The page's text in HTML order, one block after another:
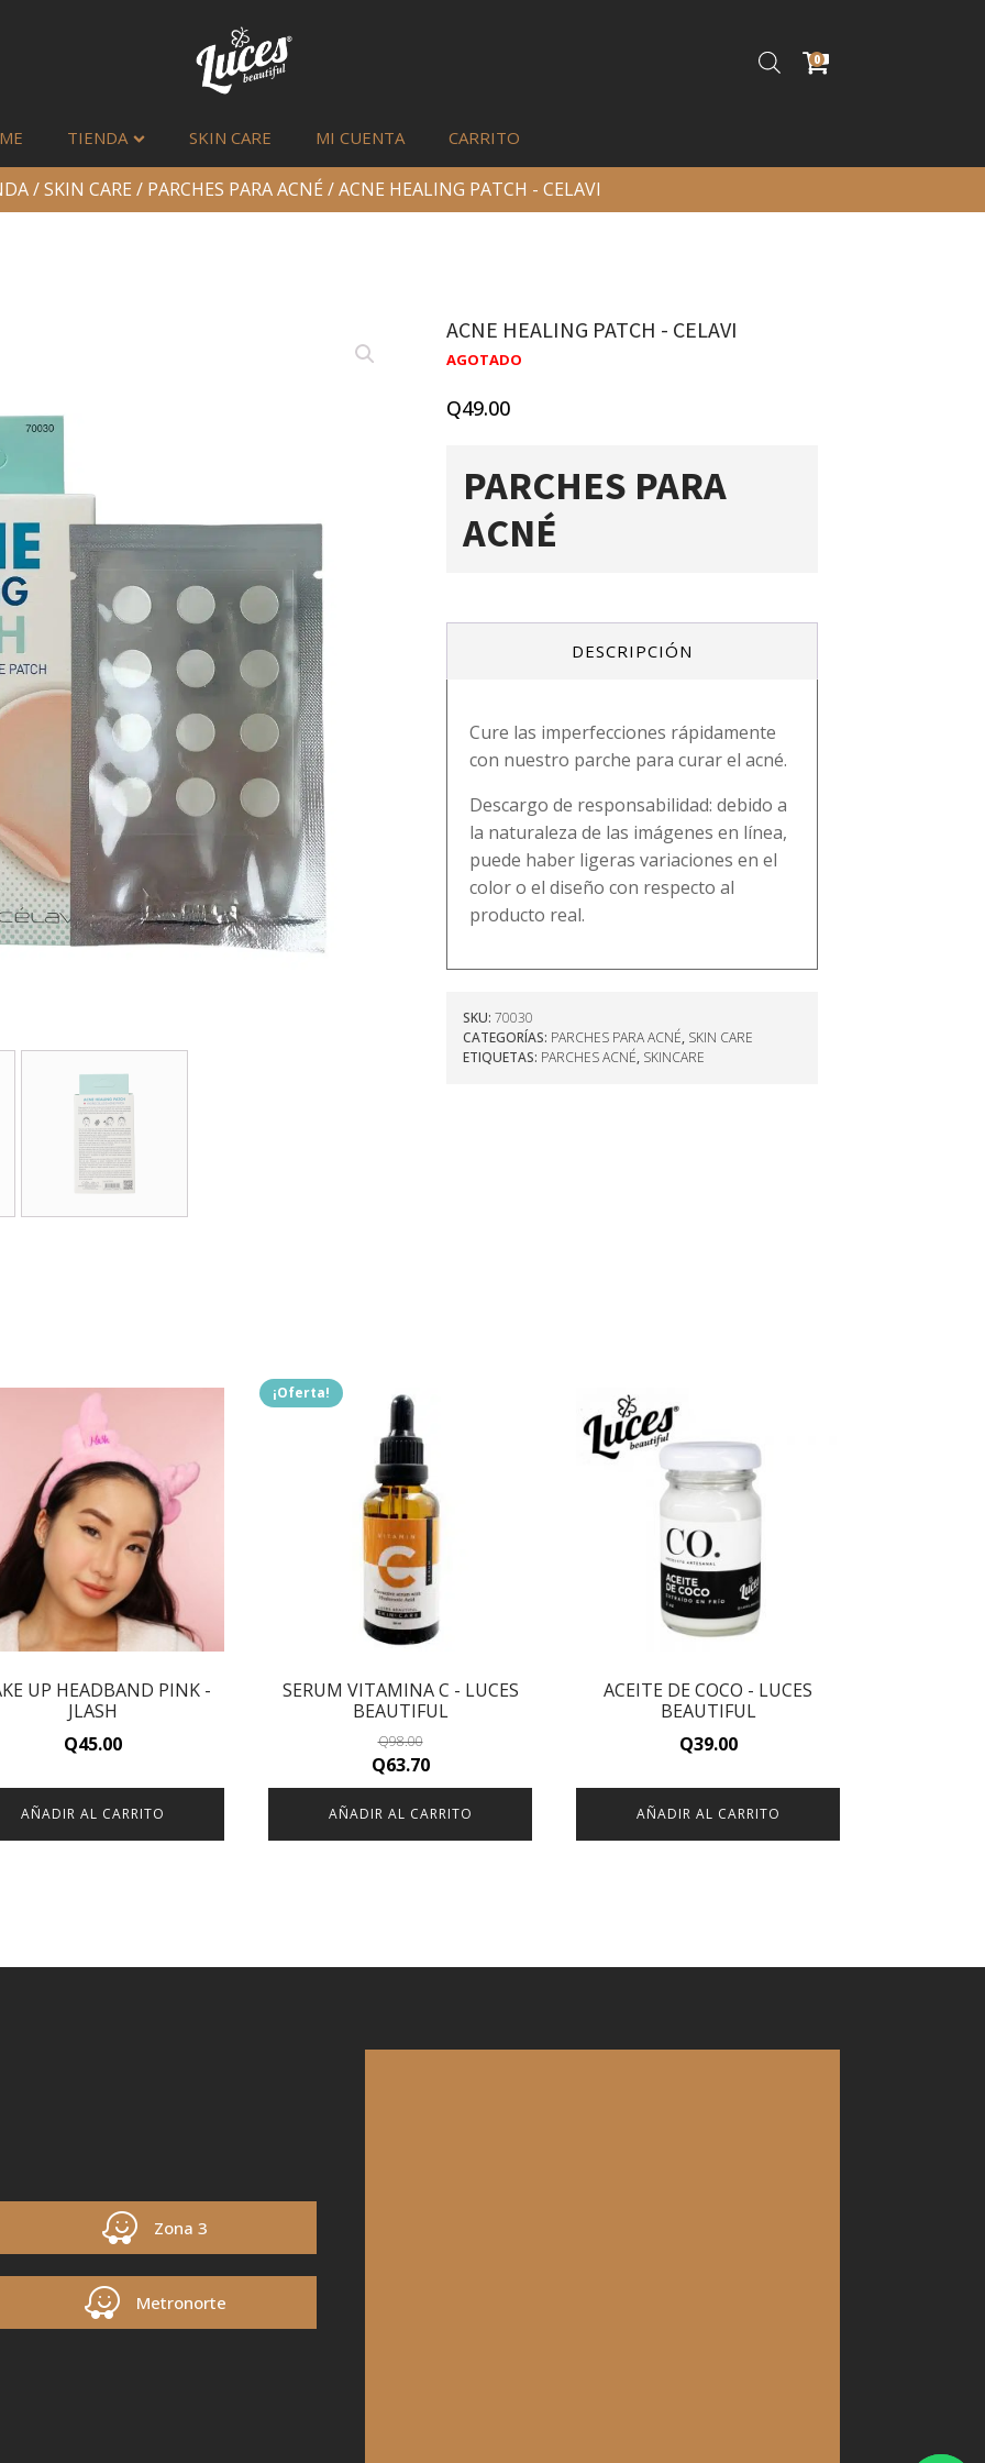
0
TIENDA SKIN CARE MI CUENTA CARRITO
/SKIN CARE / PARCHES PARA ACNÉ / ACNE HEALING PATCH - CELAVI
ACNE HEALING PATCH - CELAVI
AGOTADO
Q49.00
PARCHES PARA
ACNÉ
DESCRIPCIÓN
Cure las imperfecciones rápidamente
con nuestro parche para curar el acné.
Descargo de responsabilidad: debido a
la naturaleza de las imágenes en línea,
puede haber ligeras variaciones en el
color o el diseño con respecto al
producto real.
SKU: 70030
CATEGORÍAS: PARCHES PARA ACNÉ, SKIN CARE
ETIQUETAS: PARCHES ACNÉ, SKINCARE
UP HEADBAND PINK -
JLASH
Q45.00
AÑADIR AL CARRITO
¡Oferta!
SERUM VITAMINA C - LUCES
BEAUTIFUL
Q98.00
Original
price
was:
Q98.00.
Q63.70Current
price
is:
Q63.70.
AÑADIR AL CARRITO
ACEITE DE COCO - LUCES
BEAUTIFUL
Q39.00
AÑADIR AL CARRITO
Zona 3
Metronorte